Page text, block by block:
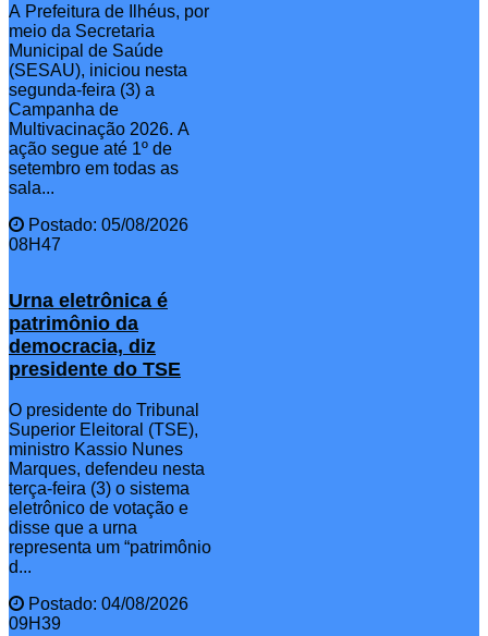
A Prefeitura de Ilhéus, por
meio da Secretaria
Municipal de Saúde
(SESAU), iniciou nesta
segunda-feira (3) a
Campanha de
Multivacinação 2026. A
ação segue até 1º de
setembro em todas as
sala...
Postado: 05/08/2026
08H47
Urna eletrônica é
patrimônio da
democracia, diz
presidente do TSE
O presidente do Tribunal
Superior Eleitoral (TSE),
ministro Kassio Nunes
Marques, defendeu nesta
terça-feira (3) o sistema
eletrônico de votação e
disse que a urna
representa um “patrimônio
d...
Postado: 04/08/2026
09H39